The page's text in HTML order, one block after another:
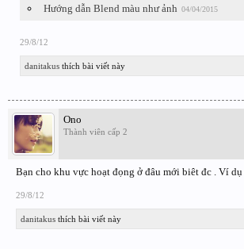
Hướng dẫn Blend màu như ảnh 04/04/2015
29/8/12
danitakus thích bài viết này
Ono
Thành viên cấp 2
Bạn cho khu vực hoạt đọng ở đâu mới biêt đc . Ví
29/8/12
danitakus thích bài viết này